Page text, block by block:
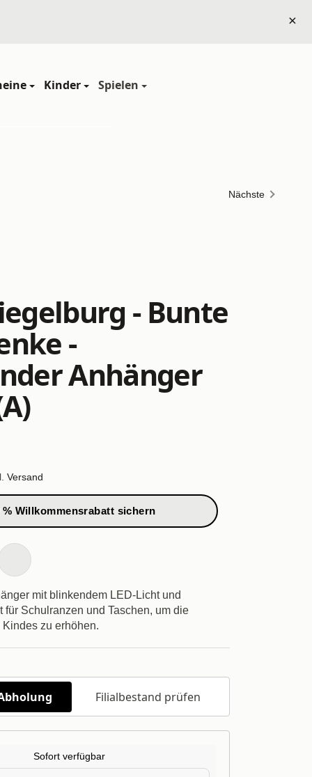
×
Kinder Spielen
Nächste
- Bunte
-
Anhänger
Versand
% Willkommensrabatt sichern
mit blinkendem LED-Licht und
für Schulranzen und Taschen, um die
zu erhöhen.
Filialbestand prüfen
Sofort verfügbar